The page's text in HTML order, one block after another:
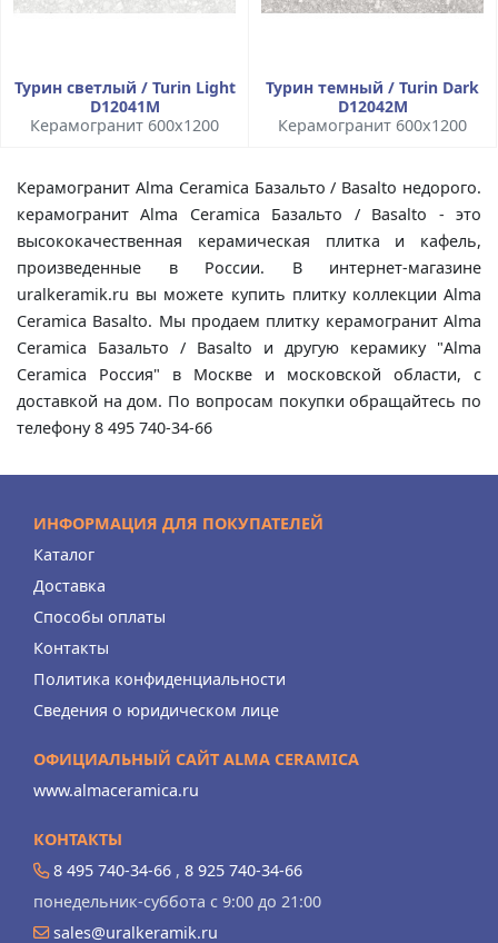
Турин светлый / Turin Light
D12041M
Керамогранит 600x1200
Турин темный / Turin Dark
D12042M
Керамогранит 600x1200
Керамогранит Alma Ceramica Базальто / Basalto недорого.
керамогранит Alma Ceramica Базальто / Basalto - это
высококачественная керамическая плитка и кафель,
произведенные в России. В интернет-магазине
uralkeramik.ru вы можете купить плитку коллекции Alma
Ceramica Basalto. Мы продаем плитку керамогранит Alma
Ceramica Базальто / Basalto и другую керамику "Alma
Ceramica Россия" в Москве и московской области, с
доставкой на дом. По вопросам покупки обращайтесь по
телефону 8 495 740-34-66
ИНФОРМАЦИЯ ДЛЯ ПОКУПАТЕЛЕЙ
Каталог
Доставка
Способы оплаты
Контакты
Политика конфиденциальности
Сведения о юридическом лице
ОФИЦИАЛЬНЫЙ САЙТ ALMA CERAMICA
www.almaceramica.ru
КОНТАКТЫ
8 495 740-34-66 , 8 925 740-34-66
понедельник-суббота с 9:00 до 21:00
sales@uralkeramik.ru